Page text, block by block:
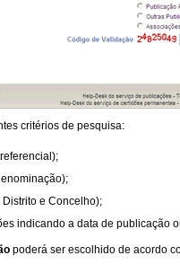
critérios de pesquisa:
e Concelho);
indicando a data de publicação
poderá ser escolhido de acordo